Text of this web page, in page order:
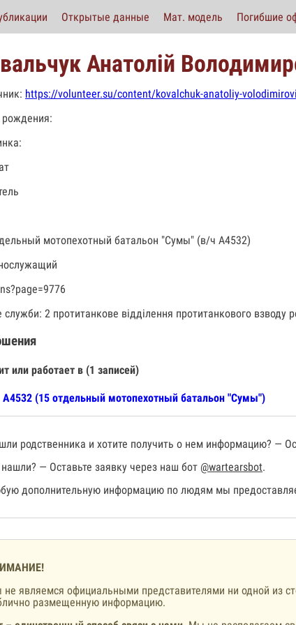
Открытые данные Мат. модель Погибшие
Анатолій
https://volunteer.su/content/kovalchuk-anatoliy-
мотопехотный батальон "Сумы" (в/ч А4532)
служби: 2 протитанкове відділення протитанкового взводу
или работает в (1 записей)
А4532 (15 отдельный мотопехотный батальон "Сумы")
родственника и хотите получить о нем информацию? —
— Оставьте заявку через наш бот @wartearsbot.
дополнительную информацию по людям мы
являемся официальными представителями ни одной из
размещенную информацию.